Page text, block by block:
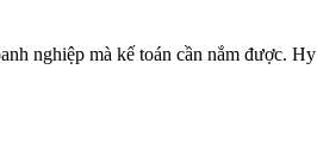
nghiệp mà kế toán cần nắm được. Hy